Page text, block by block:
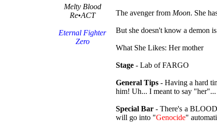
Melty Blood
Re•ACT
Eternal Fighter
Zero
The avenger from Moon. She
But she doesn't know a demon
What She Likes: Her mother
Stage- Lab of FARGO
General Tips- Having a hard
him! Uh... I meant to say "her"...
Special Bar- There's a
will go into "Genocide"